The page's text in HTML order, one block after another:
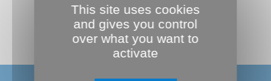
TOUTES LES TRIBUNES DU GROUPE
This site uses cookies
and gives you control
over what you want to
activate